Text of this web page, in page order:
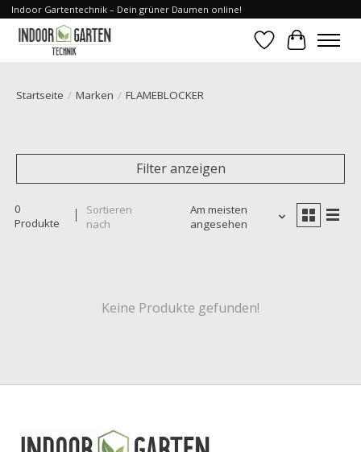
Indoor Gartentechnik – Dein grüner Daumen online!
Wunschzettel
Ihr
Startseite / Marken / FLAMEBLOCKER
Filter anzeigen
0
Produkte
Sortieren
nach
Am meisten
angesehen
Keine Produkte gefunden!